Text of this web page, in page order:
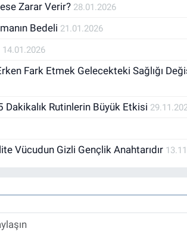
Zarar Verir? 28.01.2026
Bedeli 21.01.2026
14.01.2026
Fark Etmek Gelecekteki Sağlığı
Dakikalık Rutinlerin Büyük Etkisi
Vücudun Gizli Gençlik Anahtarıdır